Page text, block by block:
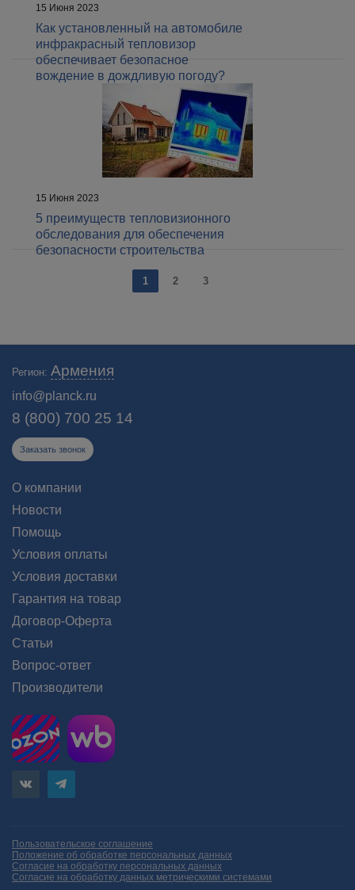
15 Июня 2023
Как установленный на автомобиле
инфракрасный тепловизор
обеспечивает безопасное
вождение в дождливую погоду?
15 Июня 2023
5 преимуществ тепловизионного
обследования для обеспечения
безопасности строительства
1 2 3
Регион: Армения
info@planck.ru
8 (800) 700 25 14
Заказать звонок
О компании
Новости
Помощь
Условия оплаты
Условия доставки
Гарантия на товар
Договор-Оферта
Статьи
Вопрос-ответ
Производители
Пользовательское соглашение
Положение об обработке персональных данных
Согласие на обработку персональных данных
Согласие на обработку данных метрическими системами